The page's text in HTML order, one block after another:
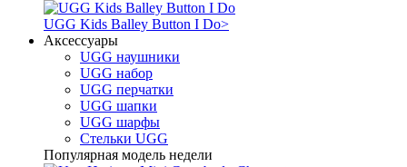
UGG Kids Balley Button I Do>
Аксессуары
UGG наушники
UGG набор
UGG перчатки
UGG шапки
UGG шарфы
Стельки UGG
Популярная модель недели